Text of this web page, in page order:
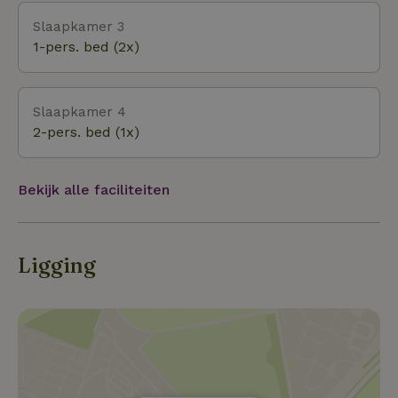
Slaapkamer 3
1-pers. bed (2x)
Slaapkamer 4
2-pers. bed (1x)
Bekijk alle faciliteiten
Ligging